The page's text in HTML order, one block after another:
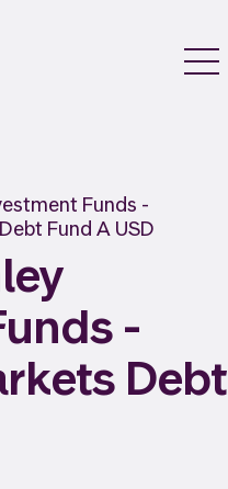
Funds -
Fund A USD
-
Debt